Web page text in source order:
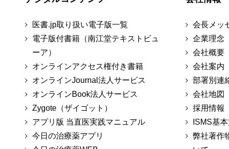
医書.jp取り扱い電子版一覧
電子版付書籍（南江堂テキストビュ
ーア）
オンラインアクセス権付き書籍
オンラインJournal法人サービス
オンラインBook法人サービス
Zygote（ザイゴット）
アプリ版 当直医実践マニュアル
今日の治療薬アプリ
会長メッ
企業理念
会社概要
会社案内
部署別連
会社地図
採用情報
ISMS基
弊社著作